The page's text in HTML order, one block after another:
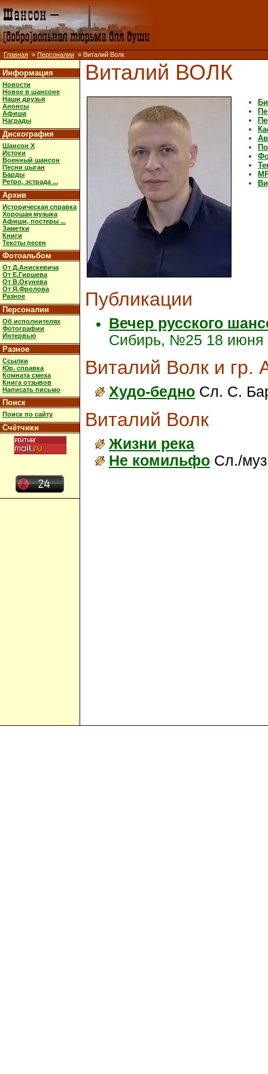
Главная » Персоналии » Виталий Волк
Информация
Новости
Новое в шансоне
Наши друзья
Анонсы
Афиша
Награды
Дискография
Шансон X
Истоки
Военный шансон
Песни цыган
Барды
Ретро, эстрада ...
Архив
Историческая справка
Хорошая музыка
Афиши, постеры ...
Заметки
Книги
Тексты песен
Фотоальбом
От Д.Анискевича
От Е.Гиршева
От В.Окунева
От Я.Фролова
Разное
Персоналии
Об исполнителях
Фотографии
Интервью
Разное
Ссылки
Юр. справка
Комната смеха
Книга отзывов
Написать письмо
Поиск
Поиск по сайту
Счётчики
Виталий ВОЛК
Публикации
Вечер русского
Сибирь, №25 18 июня
Виталий Волк и гр.
Худо-бедно Сл. С.
Виталий Волк
Жизни река
Не комильфо Сл./